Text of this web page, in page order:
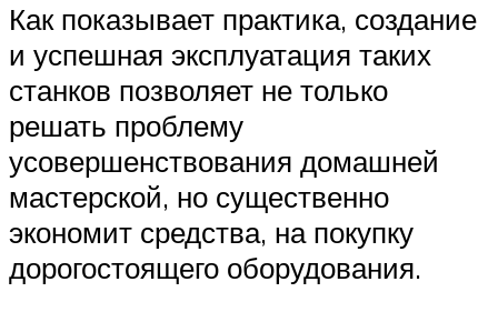
Как показывает практика, создание
и успешная эксплуатация таких
станков позволяет не только
решать проблему
усовершенствования домашней
мастерской, но существенно
экономит средства, на покупку
дорогостоящего оборудования.